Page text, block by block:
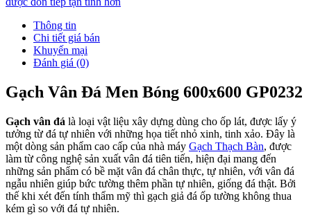
Thông tin
Chi tiết giá bán
Khuyến mại
Đánh giá (0)
Gạch Vân Đá Men Bóng 600x600 GP0232
Gạch vân đá là loại vật liệu xây dựng dùng cho ốp lát, được lấy ý
tưởng từ đá tự nhiên với những họa tiết nhỏ xinh, tinh xảo. Đây là
một dòng sản phẩm cao cấp của nhà máy Gạch Thạch Bàn, được
làm từ công nghệ sản xuất vân đá tiên tiến, hiện đại mang đến
những sản phẩm có bề mặt vân đá chân thực, tự nhiên, với vân đá
ngẫu nhiên giúp bức tường thêm phần tự nhiên, giống đá thật. Bởi
thế khi xét đến tính thẩm mỹ thì gạch giả đá ốp tường không thua
kém gì so với đá tự nhiên.